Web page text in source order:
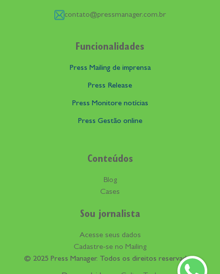
contato@pressmanager.com.br
Funcionalidades
Press Mailing de imprensa
Press Release
Press Monitore notícias
Press Gestão online
Conteúdos
Blog
Cases
Sou jornalista
Acesse seus dados
Cadastre-se no Mailing
© 2025 Press Manager. Todos os direitos reservados.